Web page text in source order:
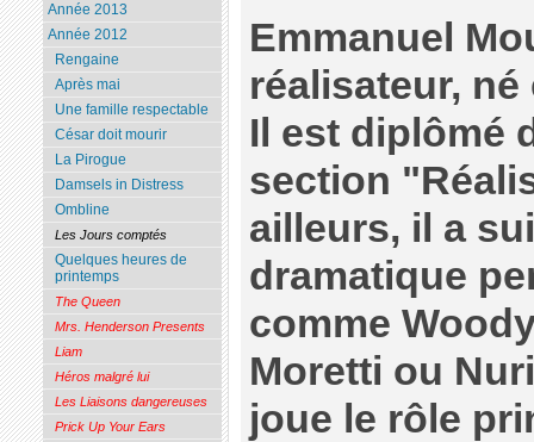
Emmanuel
réalisateur, né
Il est diplômé
section
ailleurs, il a
dramatique
comme
Moretti ou
joue le rôle
Année 2013
Année 2012
Rengaine
Après mai
Une famille respectable
César doit mourir
La Pirogue
Damsels in Distress
Ombline
Les Jours comptés
Quelques heures de
printemps
The Queen
Mrs. Henderson Presents
Liam
Héros malgré lui
Les Liaisons dangereuses
Prick Up Your Ears